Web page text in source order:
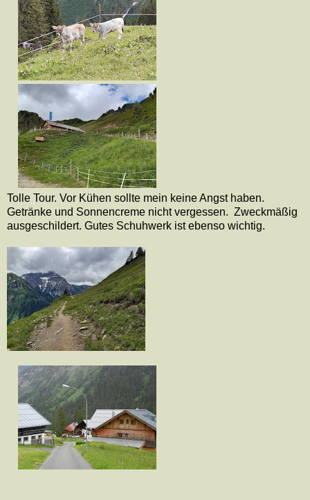
Tolle Tour. Vor Kühen sollte mein keine Angst haben.
Getränke und Sonnencreme nicht vergessen. Zweckmäßig
ausgeschildert. Gutes Schuhwerk ist ebenso wichtig.